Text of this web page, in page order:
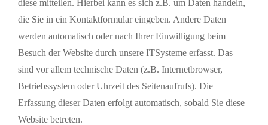
diese mitteilen. Hierbei kann es sich z.B. um Daten handeln,
die Sie in ein Kontaktformular eingeben. Andere Daten
werden automatisch oder nach Ihrer Einwilligung beim
Besuch der Website durch unsere ITSysteme erfasst. Das
sind vor allem technische Daten (z.B. Internetbrowser,
Betriebssystem oder Uhrzeit des Seitenaufrufs). Die
Erfassung dieser Daten erfolgt automatisch, sobald Sie diese
Website betreten.